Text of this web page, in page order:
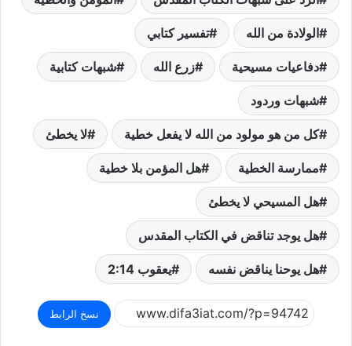
الولادة من الله تفسير كتابي
دفاعيات مسيحية زرع الله شبهات كتابية
شبهات وردود
كل من هو مولود من الله لا يفعل خطية لا يخطئ
ممارسة الخطية هل المؤمن بلا خطية
هل المسيحي لا يخطئ
هل يوجد تناقض في الكتاب المقدس
هل يوحنا يناقض نفسه يعقوب 2:14
نسخ الرابط